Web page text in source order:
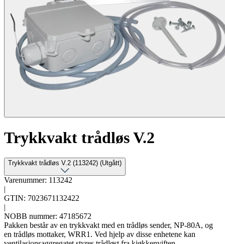
Trykkvakt trådløs V.2
Trykkvakt trådløs V.2 (113242) (Utgått)
Varenummer: 113242
|
GTIN: 7023671132422
|
NOBB nummer: 47185672
Pakken består av en trykkvakt med en trådløs sender, NP-80A, og
en trådløs mottaker, WRR1. Ved hjelp av disse enhetene kan